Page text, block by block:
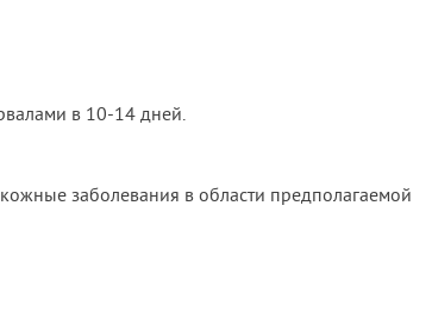
в 10-14 дней.
заболевания в области предполагаемой